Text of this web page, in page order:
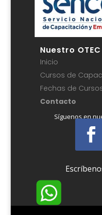
Nuestro OTEC
Inicio
Cursos de
Fechas de
Contacto
Síguenos en